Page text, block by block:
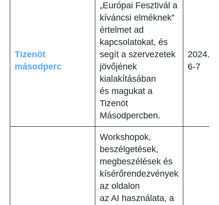
Tizenöt
másodperc
„Európai Fesztivál a
kíváncsi elméknek”
értelmet ad
kapcsolatokat, és
segít a szervezetek
jövőjének
kialakításában
és magukat a
Tizenöt
Másodpercben.
2024.
6-7
Workshopok,
beszélgetések,
megbeszélések és
kísérőrendezvények
az oldalon
az AI használata, a